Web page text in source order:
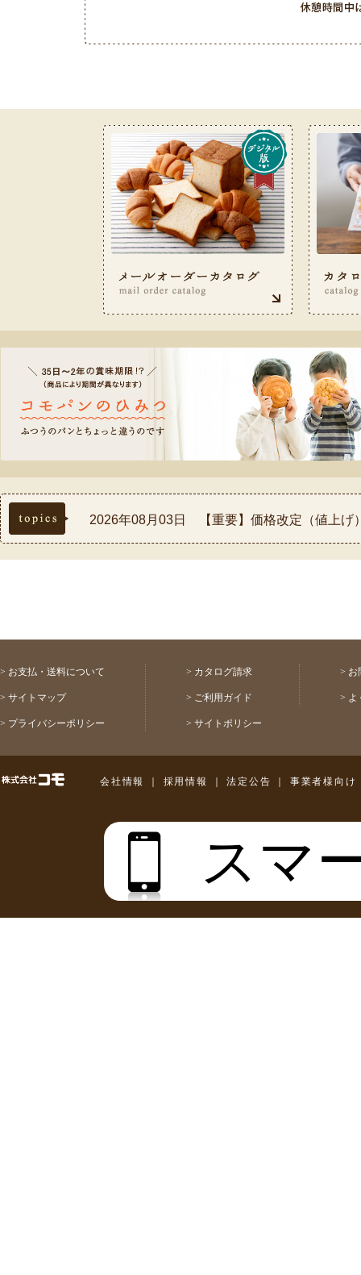
お客様サービス室フリーダイヤル 0120-487-050（
topics
2026年08月03日 【重要】価格改定（値上げ
2026年07月30日 【重要】熊本県熊本地方を
2026年07月17日 ◆お盆休み中の配送スケジ
> お支払・送料について
> サイトマップ
> プライバシーポリシー
> カタログ請求
> ご利用ガイド
> サイトポリシー
> お
> よ
株式会社コモ
会社情報 採用情報 ｜法定公告 事業者様向け
スマ